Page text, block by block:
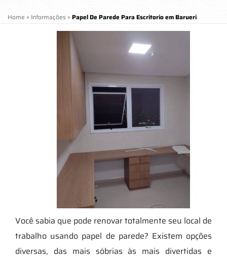
Home » Informações » Papel De Parede Para Escritorio em Barueri
Você sabia que pode renovar totalmente seu local de
trabalho usando papel de parede? Existem opções
diversas, das mais sóbrias às mais divertidas e